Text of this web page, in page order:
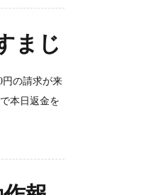
まじ
円の請求が来
本日返金を